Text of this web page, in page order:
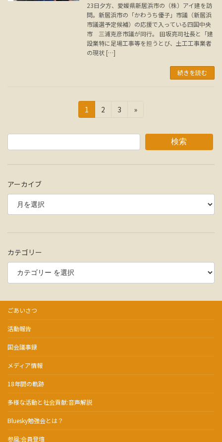
23日夕方、愛媛県新居浜市の（株）アイ建を訪
問。新居浜市の「かわうち優子」市議（新居浜
市議選予定候補）の応援で入っている四国中央
市 三浦克彦市議が同行。 田坂亮司社長と「建
設業特に足場工事等を担うとび、土工工事業者
の現状 […]
続きを読む
ジ
送
固
定
ジ
1
固
ジ
2
固
ジ
3 »
検索
アーカイブ
カテゴリー
ごあいさつ
活動報告
国会議事録
メディア情報
18年間の軌跡
多様な活動と社会貢献:音声解説
Bluesky勉強会とは？
参風:会員登壇